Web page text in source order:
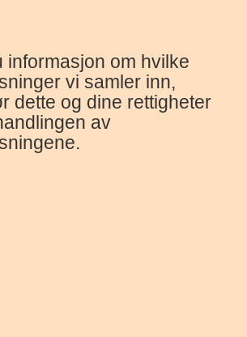
informasjon om hvilke
vi samler inn,
dette og dine rettigheter
av